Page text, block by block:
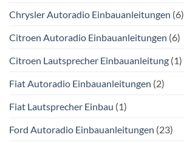
Chrysler Autoradio Einbauanleitungen (6)
Citroen Autoradio Einbauanleitungen (6)
Citroen Lautsprecher Einbauanleitung (1)
Fiat Autoradio Einbauanleitungen (2)
Fiat Lautsprecher Einbau (1)
Ford Autoradio Einbauanleitungen (23)